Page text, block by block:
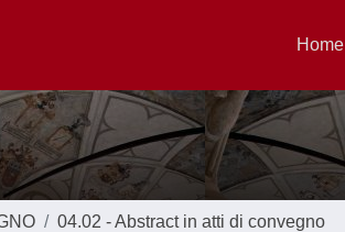
Home
04.02 - Abstract in atti di convegno